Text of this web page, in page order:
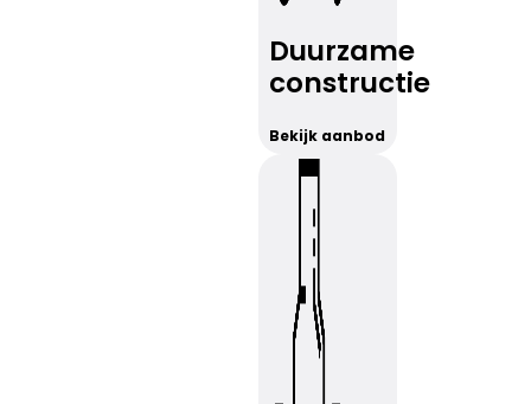
Duurzame
constructie
Bekijk aanbod